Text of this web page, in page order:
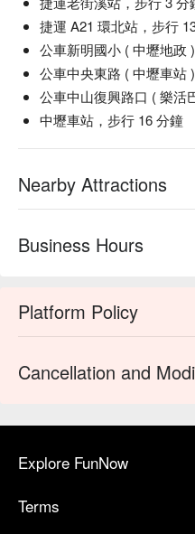
捷運 A21 環北站，步行
公車新明國小 ( 中壢地政
公車中央東路 ( 中壢車站
公車中山復興路口 ( 樂活
中壢車站，步行 16 分鐘
Nearby Attractions
Business Hours
Platform Policy
Cancellation and
Explore FunNow
Terms